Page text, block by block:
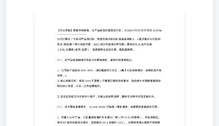
业，#属于主动战略调价，战略性提升毛利率：# ①核心战
略目标：规划2028年港股上市需满足硬性财务要求，涨价是
毛利率将实现显著抬升。 ??二、技术壁垒显著领先，
18.5kW+HVDC打造第二增长曲线，电源通胀逻辑逐步兑
现。 1、存量5.5kW产品：已批量供给海内外头部云厂商
（NV+X AI+阿里等），现金流稳定。其中NV体系份额逐步
提升，深度绑定XAI（份额约50%），谷歌等其他头部客户